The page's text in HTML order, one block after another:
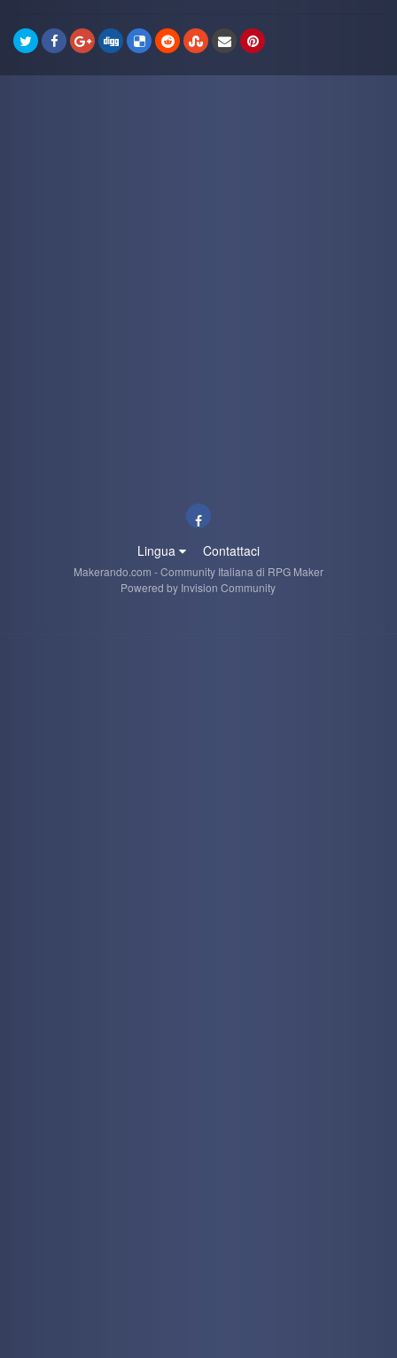
Lingua Contattaci
Makerando.com - Community Italiana di RPG Maker
Powered by Invision Community